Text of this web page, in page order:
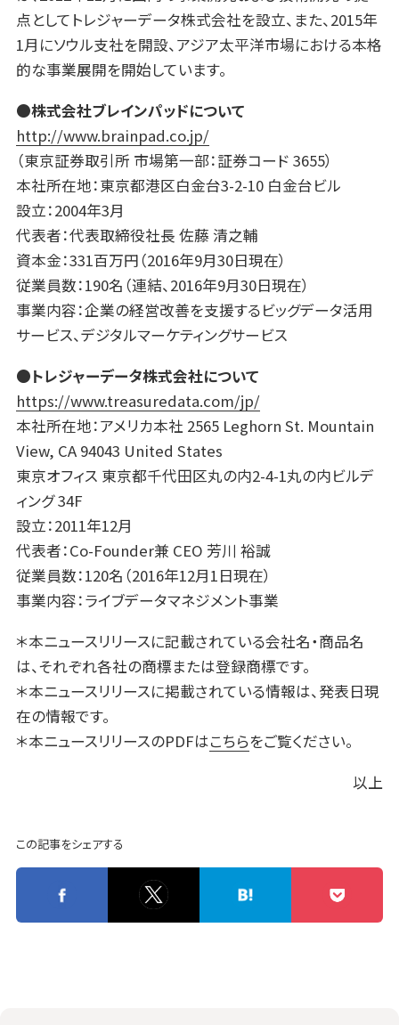
点としてトレジャーデータ株式会社を設立、また、2015年
1月にソウル支社を開設、アジア太平洋市場における本格
的な事業展開を開始しています。
●株式会社ブレインパッドについて
http://www.brainpad.co.jp/
（東京証券取引所 市場第一部：証券コード 3655）
本社所在地：東京都港区白金台3-2-10 白金台ビル
設立：2004年3月
代表者：代表取締役社長 佐藤 清之輔
資本金：331百万円（2016年9月30日現在）
従業員数：190名（連結、2016年9月30日現在）
事業内容：企業の経営改善を支援するビッグデータ活用
サービス、デジタルマーケティングサービス
●トレジャーデータ株式会社について
https://www.treasuredata.com/jp/
本社所在地：アメリカ本社 2565 Leghorn St. Mountain
View, CA 94043 United States
東京オフィス 東京都千代田区丸の内2-4-1丸の内ビルデ
ィング 34F
設立：2011年12月
代表者：Co-Founder兼 CEO 芳川 裕誠
従業員数：120名（2016年12月1日現在）
事業内容：ライブデータマネジメント事業
＊本ニュースリリースに記載されている会社名・商品名
は、それぞれ各社の商標または登録商標です。
＊本ニュースリリースに掲載されている情報は、発表日現
在の情報です。
＊本ニュースリリースのPDFはこちらをご覧ください。
以上
この記事をシェアする